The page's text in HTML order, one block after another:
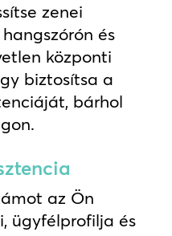
zenei
és
központi
biztosítsa a
bárhol
az Ön
ügyfélprofilja és